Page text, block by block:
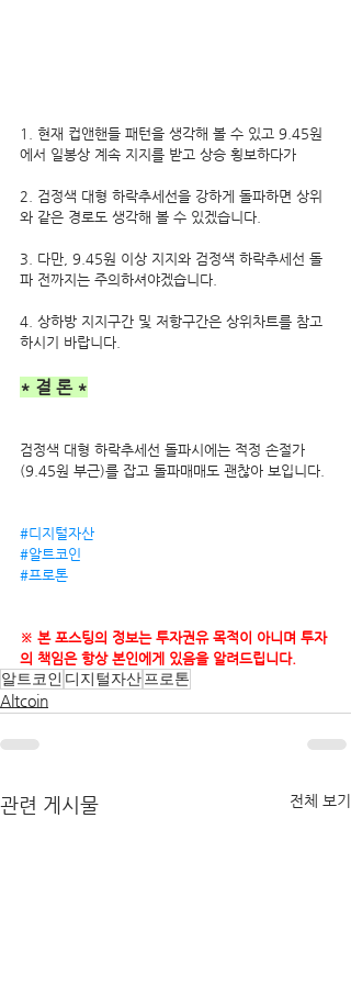
1. 현재 컵앤핸들 패턴을 생각해 볼 수 있고 9.45원
에서 일봉상 계속 지지를 받고 상승 횡보하다가
2. 검정색 대형 하락추세선을 강하게 돌파하면 상위
와 같은 경로도 생각해 볼 수 있겠습니다.
3. 다만, 9.45원 이상 지지와 검정색 하락추세선 돌
파 전까지는 주의하셔야겠습니다.
4. 상하방 지지구간 및 저항구간은 상위차트를 참고
하시기 바랍니다.
* 결 론 *
검정색 대형 하락추세선 돌파시에는 적정 손절가
(9.45원 부근)를 잡고 돌파매매도 괜찮아 보입니다.
#디지털자산
#알트코인
#프로톤
※ 본 포스팅의 정보는 투자권유 목적이 아니며 투자
의 책임은 항상 본인에게 있음을 알려드립니다.
알트코인 디지털자산프로톤
Altcoin
관련 게시물 전체 보기